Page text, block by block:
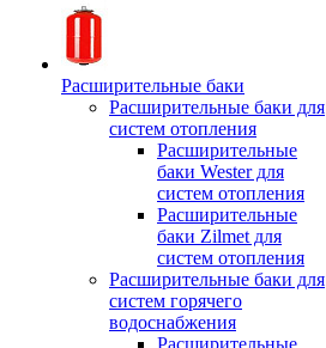
Расширительные баки
Расширительные баки для
систем отопления
Расширительные
баки Wester для
систем отопления
Расширительные
баки Zilmet для
систем отопления
Расширительные баки для
систем горячего
водоснабжения